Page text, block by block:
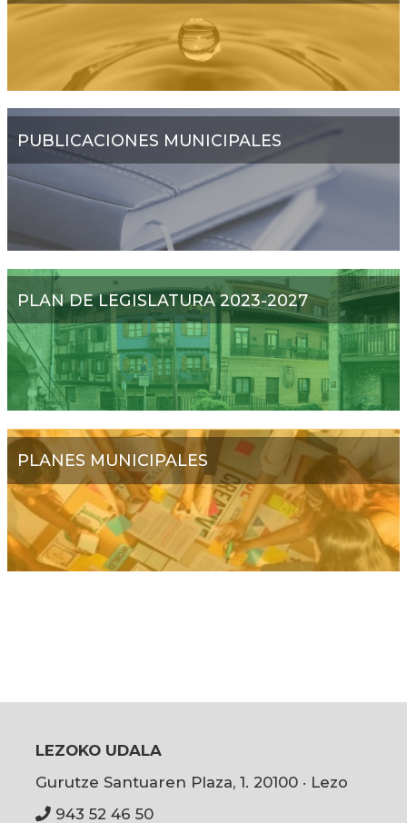
PUBLICACIONES MUNICIPALES
PLAN DE LEGISLATURA 2023-2027
PLANES MUNICIPALES
LEZOKO UDALA
Gurutze Santuaren Plaza, 1. 20100 · Lezo
943 52 46 50